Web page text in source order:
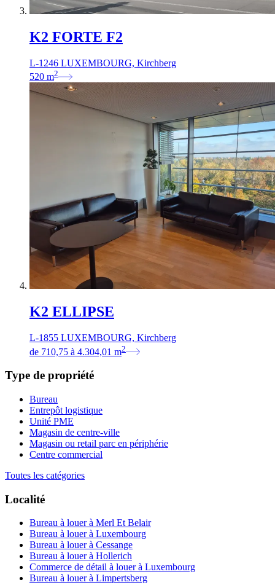
K2 FORTE F2
L-1246 LUXEMBOURG, Kirchberg
520 m2
K2 ELLIPSE
L-1855 LUXEMBOURG, Kirchberg
de 710,75 à 4.304,01 m2
Type de propriété
Bureau
Entrepôt logistique
Unité PME
Magasin de centre-ville
Magasin ou retail parc en périphérie
Centre commercial
Toutes les catégories
Localité
Bureau à louer à Merl Et Belair
Bureau à louer à Luxembourg
Bureau à louer à Cessange
Bureau à louer à Hollerich
Commerce de détail à louer à Luxembourg
Bureau à louer à Limpertsberg